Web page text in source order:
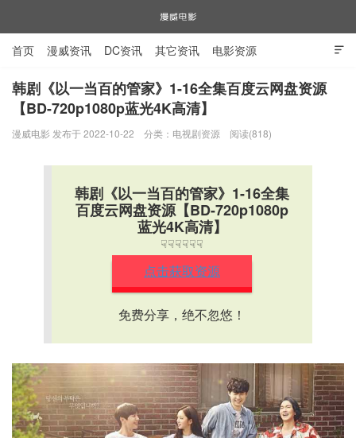
漫威电影

首页 漫威资讯 DC资讯 其它资讯 电影资源
电视剧资源 漫威图片
韩剧《以一当百的管家》1-16全集百度云网盘资源
【BD-720p1080p蓝光4K高清】
漫威电影 发布于 2022-10-22 分类： 电视剧资源 阅读(818)
韩剧《以一当百的管家》1-16全集
百度云网盘资源【BD-720p1080p
蓝光4K高清】
☟☟☟☟☟☟
点击获取资源
免费分享，绝不忽悠！